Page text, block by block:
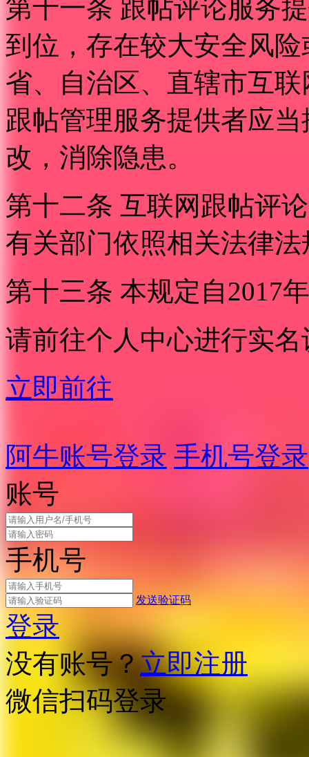
第十一条 跟帖评论服务
到位，存在较大安全风
省、自治区、直辖市互
跟帖管理服务提供者应
改，消除隐患。
第十二条 互联网跟帖评
有关部门依照相关法律
第十三条 本规定自2017
请前往个人中心进行实名
立即前往
阿牛账号登录 手机号登录
账号
手机号
发送验证码
登录
没有账号？立即注册
微信扫码登录